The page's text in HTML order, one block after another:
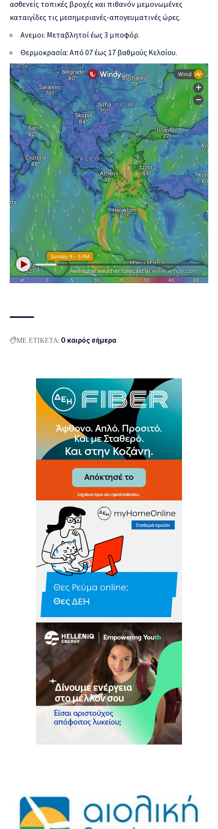
ασθενείς τοπικές βροχές και πιθανόν μεμονωμένες
καταιγίδες τις μεσημεριανές-απογευματινές ώρες.
Ανεμοι: Μεταβλητοί έως 3 μποφόρ.
Θερμοκρασία: Από 07 έως 17 βαθμούς Κελσίου.
ΜΕ ΕΤΙΚΕΤΑ: Ο καιρός σήμερα